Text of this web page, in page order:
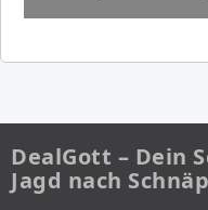
DealGott – Dein
Jagd nach